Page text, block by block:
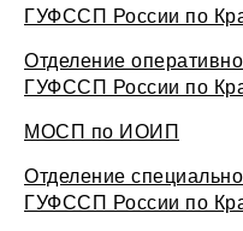
ГУФССП России по
Отделение
ГУФССП России по
МОСП по ИОИП
Отделение
ГУФССП России по